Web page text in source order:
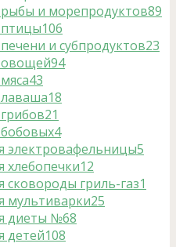
и морепродуктов89
106
и субпродуктов23
94
43
18
21
4
электровафельницы5
хлебопечки12
сковороды гриль-газ1
мультиварки25
диеты №68
детей108